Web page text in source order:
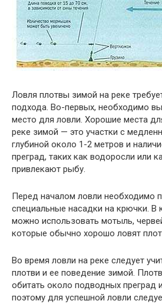
Ловля плотвы зимой на реке
подхода. Во-первых, необходимо
место для ловли. Хорошие места
реке зимой — это участки с
глубиной около 1-2 метров и
преград, таких как водоросли или
привлекают рыбу.
Перед началом ловли необходимо
специальные насадки на крючки. В
можно использовать мотыль,
которые обычно хорошо ловят
Во время ловли на реке следует
плотви и ее поведение зимой.
обитать около подводных преград
поэтому для успешной ловли